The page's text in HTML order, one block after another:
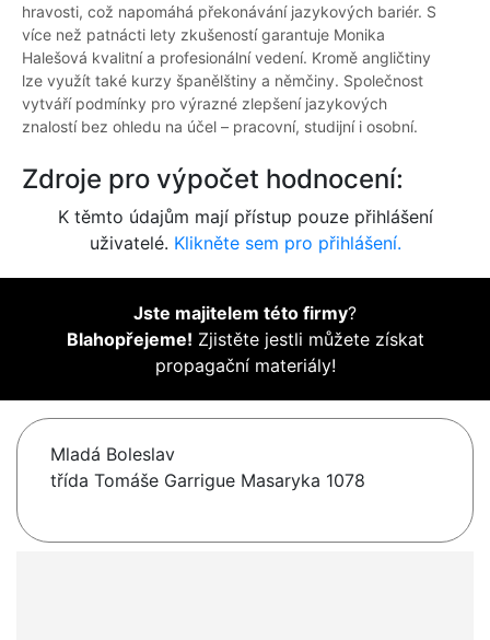
hravosti, což napomáhá překonávání jazykových bariér. S
více než patnácti lety zkušeností garantuje Monika
Halešová kvalitní a profesionální vedení. Kromě angličtiny
lze využít také kurzy španělštiny a němčiny. Společnost
vytváří podmínky pro výrazné zlepšení jazykových
znalostí bez ohledu na účel – pracovní, studijní i osobní.
Zdroje pro výpočet hodnocení:
K těmto údajům mají přístup pouze přihlášení
uživatelé. Klikněte sem pro přihlášení.
Jste majitelem této firmy?
Blahopřejeme! Zjistěte jestli můžete získat
propagační materiály!
Mladá Boleslav
třída Tomáše Garrigue Masaryka 1078